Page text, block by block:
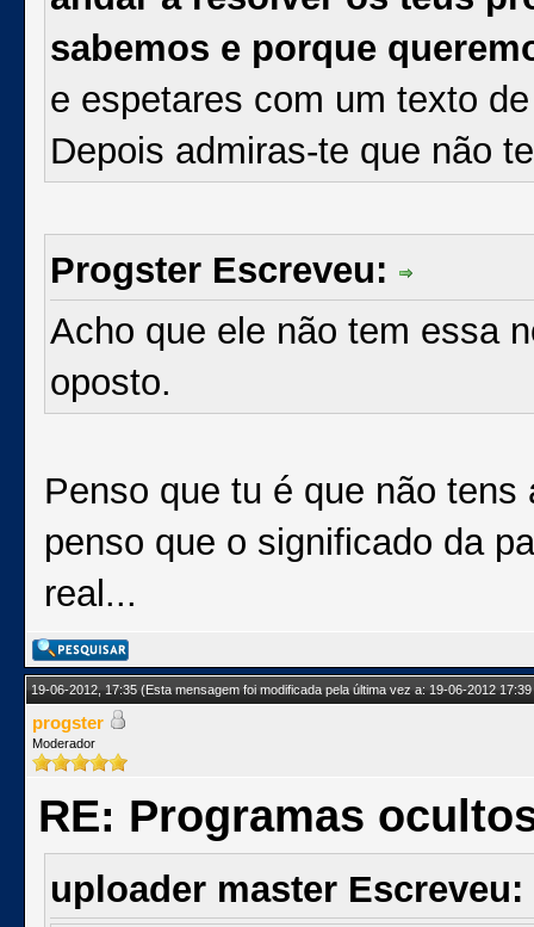
sabemos e porque
e espetares com um texto
Depois admiras-te que não
Progster Escreveu:
Acho que ele não tem essa
oposto.
Penso que tu é que não
penso que o significado da
real...
19-06-2012, 17:35(Esta mensagem foi modificada pela última vez a: 19-06-2012
progster
Moderador
RE: Programas
uploader master Escreveu: